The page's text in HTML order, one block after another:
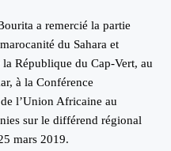
a remercié la partie
du Sahara et
République du Cap-Vert, au
à la Conférence
l’Union Africaine au
sur le différend régional
mars 2019.